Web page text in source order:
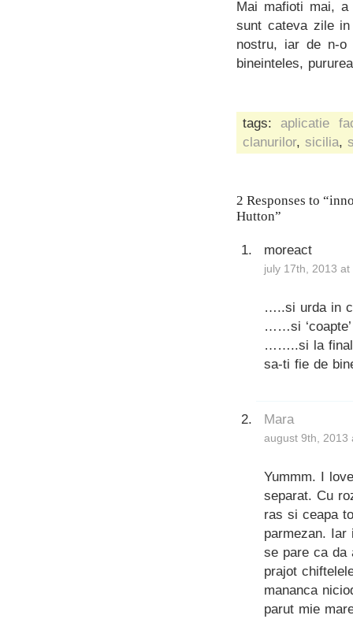
Mai mafioti mai,
sunt cateva zile
nostru, iar de n-
bineinteles,
tags: aplicatie
clanurilor, sicilia,
2 Responses to
Hutton”
moreact
july 17th, 2013 at
…..si urda in
……si
……..si la final
sa-ti fie de
Mara
august 9th, 2013
Yummm. I
separat. Cu
ras si ceapa
parmezan.
se pare ca da
prajot
mananca
parut mie